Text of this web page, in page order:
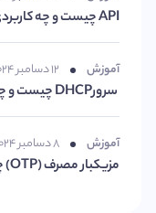
API چیست و چه کاربردی دارد | به زبان ساده
آموزش ۱۲ دسامبر ۲۰۲۴
سرورDHCP چیست و چگونه کار می‌کند؟
آموزش ۸ دسامبر ۲۰۲۴
مزیکبار مصرف (OTP) چیست؟ + نکات مهم